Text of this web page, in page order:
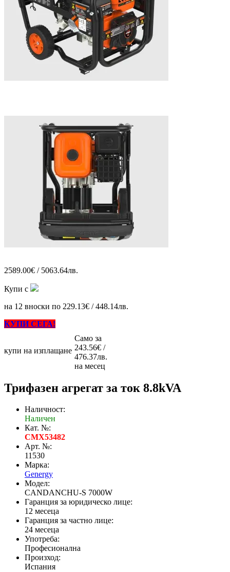
2589.00€ / 5063.64лв.
Купи с
на 12 вноски по 229.13€ / 448.14лв.
КУПИ СЕГА!
купи на изплащане
Само за
243.56€ /
476.37лв.
на месец
Трифазен агрегат за ток 8.8kVA
Наличност:
Наличен
Кат. №:
CMX53482
Арт. №:
11530
Марка:
Genergy
Модел:
CANDANCHU-S 7000W
Гаранция за юридическо лице:
12 месеца
Гаранция за частно лице:
24 месеца
Употреба:
Професионална
Произход:
Испания